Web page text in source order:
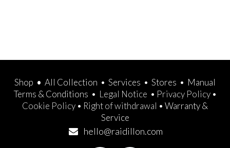
Shop • All Collection • Services • Stores • Manual
Terms & Conditions • Legal Notice • Privacy Policy•
Cookie Policy • Right of withdrawal • Warranty &
Service
hello@raidillon.com